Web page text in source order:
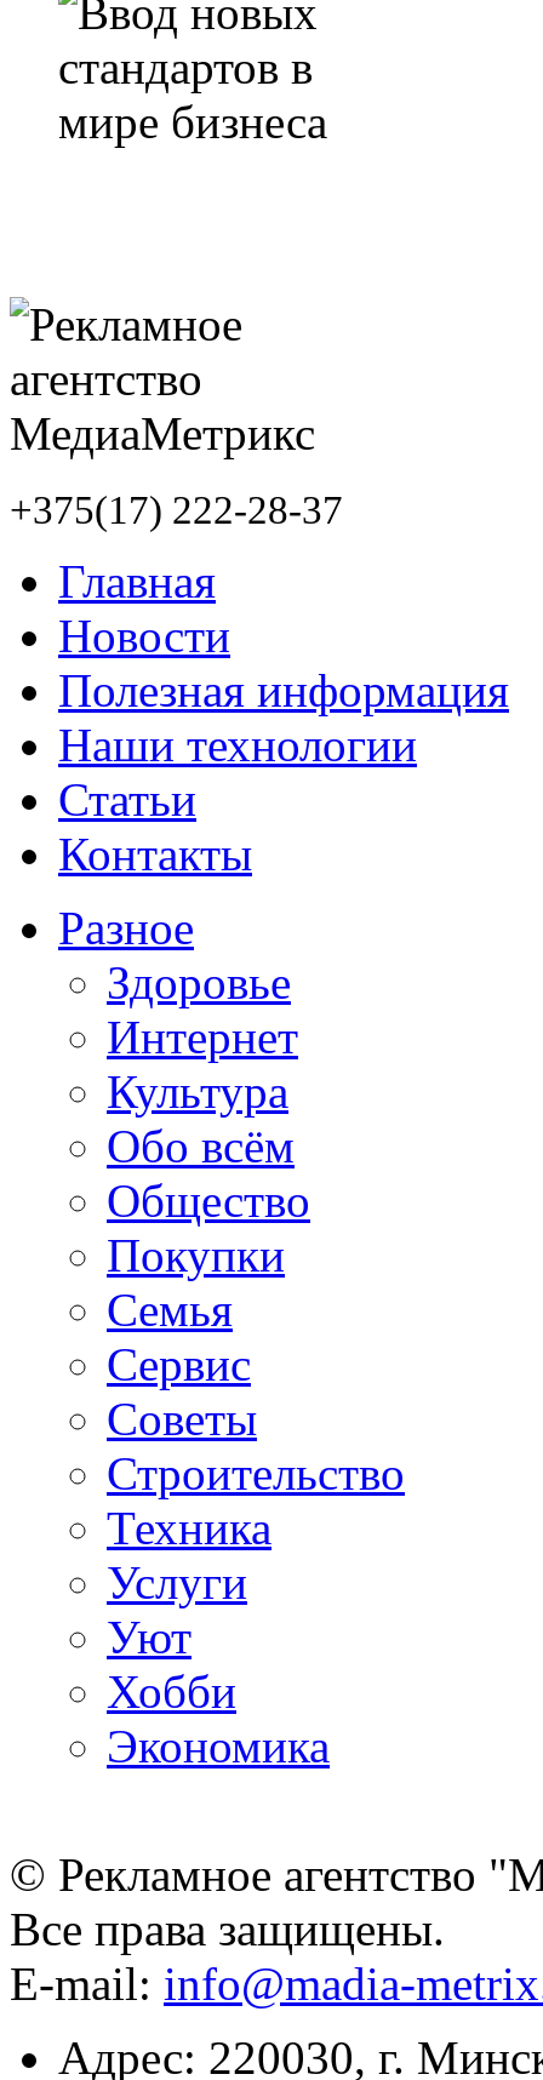
+375(17) 222-28-37
Главная
Новости
Полезная информация
Наши технологии
Статьи
Контакты
Разное
Здоровье
Интернет
Культура
Обо всём
Общество
Покупки
Семья
Сервис
Советы
Строительство
Техника
Услуги
Уют
Хобби
Экономика
© Рекламное агентство
Все права защищены.
E-mail: info@madia-
Адрес: 220030, г.